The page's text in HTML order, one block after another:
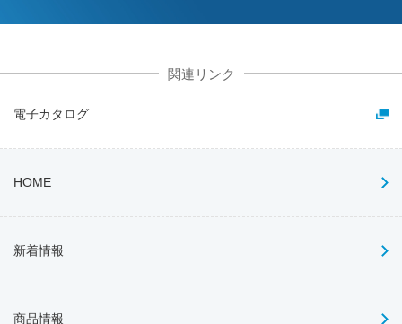
関連リンク
電子カタログ
HOME
新着情報
商品情報